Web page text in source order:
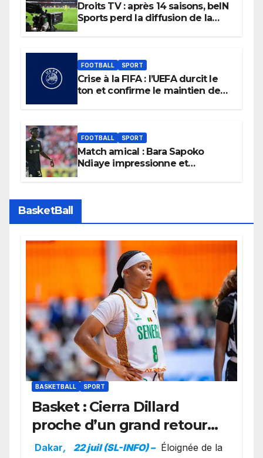
Droits TV : après 14 saisons, beIN
Sports perd la diffusion de la
FOOTBALL SPORT
Crise à la FIFA : l’UEFA durcit le
ton et confirme le maintien de
FOOTBALL SPORT
Match amical : Bara Sapoko
Ndiaye impressionne et
BasketBall
BASKETBALL SPORT
Basket : Cierra Dillard
proche d’un grand retour
avec les Lionnes ?
Dakar, 22 juil (SL-INFO) – Éloignée de la